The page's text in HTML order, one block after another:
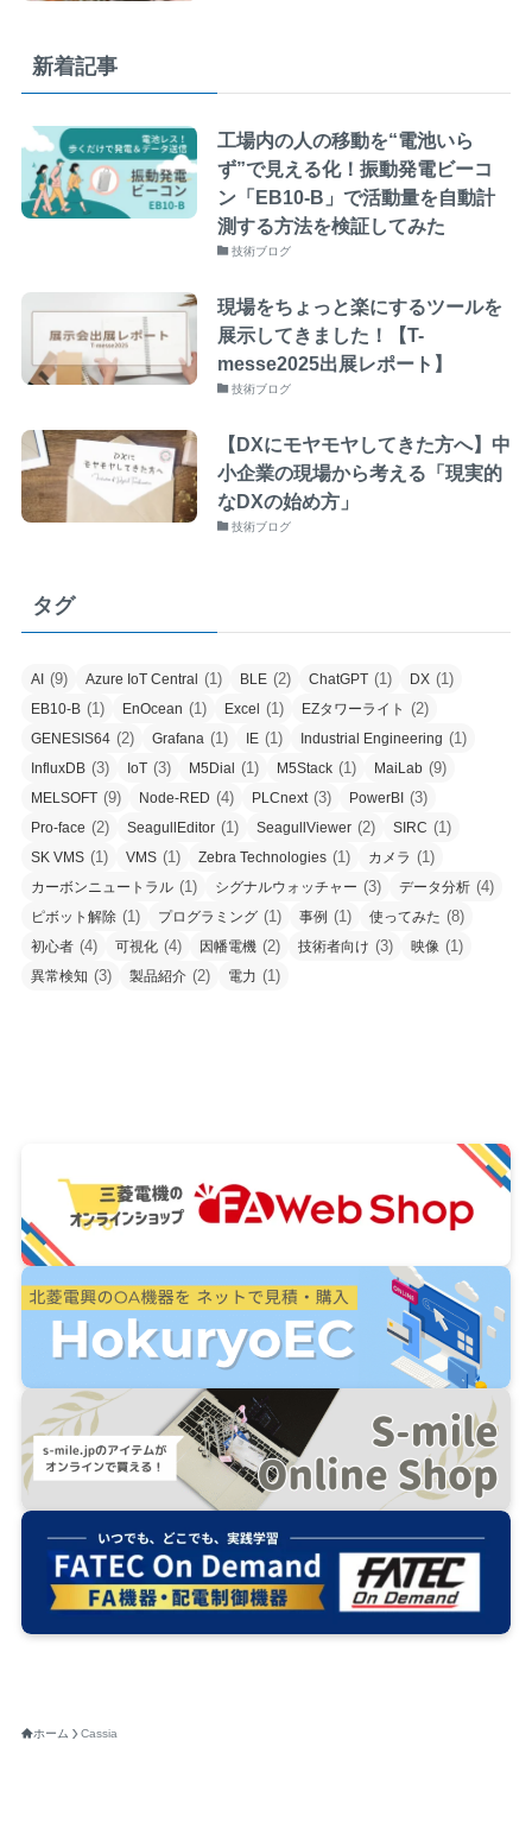
新着記事
工場内の人の移動を“電池いら
ず”で見える化！振動発電ビーコ
ン「EB10-B」で活動量を自動計
測する方法を検証してみた
技術ブログ
現場をちょっと楽にするツールを
展示してきました！【T-
messe2025出展レポート】
技術ブログ
【DXにモヤモヤしてきた方へ】中
小企業の現場から考える「現実的
なDXの始め方」
技術ブログ
タグ
AI (9) Azure IoT Central (1) BLE (2) ChatGPT (1) DX (1)
EB10-B (1) EnOcean (1) Excel (1) EZタワーライト (2)
GENESIS64 (2) Grafana (1) IE (1) Industrial Engineering (1)
InfluxDB (3) IoT (3) M5Dial (1) M5Stack (1) MaiLab (9)
MELSOFT (9) Node-RED (4) PLCnext(3) PowerBI (3)
Pro-face (2) SeagullEditor (1) SeagullViewer (2) SIRC (1)
SK VMS (1) VMS (1) Zebra Technologies (1) カメラ (1)
カーボンニュートラル (1) シグナルウォッチャー (3) データ分析 (4)
ピボット解除 (1) プログラミング (1) 事例 (1) 使ってみた (8)
初心者 (4) 可視化 (4) 因幡電機 (2) 技術者向け (3) 映像 (1)
異常検知 (3) 製品紹介 (2) 電力 (1)
ホーム Cassia